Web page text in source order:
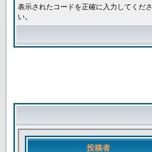
表示されたコードを正確に入力してくださ
い。